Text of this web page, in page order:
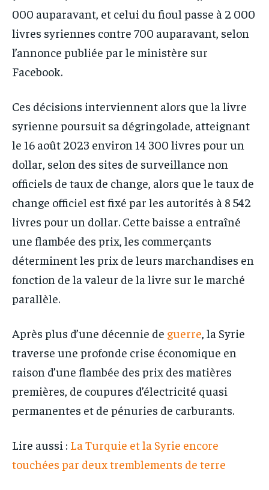
000 auparavant, et celui du fioul passe à 2 000
livres syriennes contre 700 auparavant, selon
l’annonce publiée par le ministère sur
Facebook.
Ces décisions interviennent alors que la livre
syrienne poursuit sa dégringolade, atteignant
le 16 août 2023 environ 14 300 livres pour un
dollar, selon des sites de surveillance non
officiels de taux de change, alors que le taux de
change officiel est fixé par les autorités à 8 542
livres pour un dollar. Cette baisse a entraîné
une flambée des prix, les commerçants
déterminent les prix de leurs marchandises en
fonction de la valeur de la livre sur le marché
parallèle.
Après plus d’une décennie de guerre , la Syrie
traverse une profonde crise économique en
raison d’une flambée des prix des matières
premières, de coupures d’électricité quasi
permanentes et de pénuries de carburants.
Lire aussi : La Turquie et la Syrie encore
touchées par deux tremblements de terre